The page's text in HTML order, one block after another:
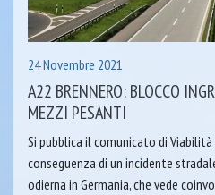
24 Novembre 2021
A22 BRENNERO: BLOCCO
MEZZI PESANTI
Si pubblica il comunicato di
conseguenza di un incidente
odierna in Germania, che vede